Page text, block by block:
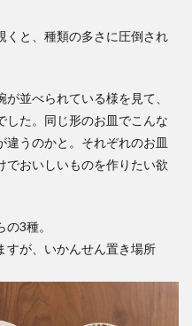
くと、種類の多さに圧倒され
並べられている様を見て、
した。同じ形のお皿でこんな
違うのかと。それぞれのお皿
でおいしいものを作りたい欲
3種。
すが、いかんせん置き場所